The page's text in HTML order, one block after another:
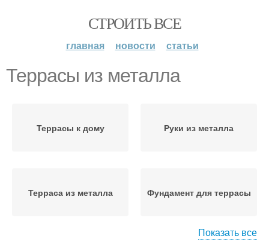
СТРОИТЬ ВСЕ
главная новости статьи
Террасы из металла
Террасы к дому Руки из металла
Терраса из металла Фундамент для террасы
Показать все